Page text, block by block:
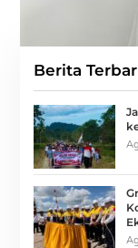
Berita